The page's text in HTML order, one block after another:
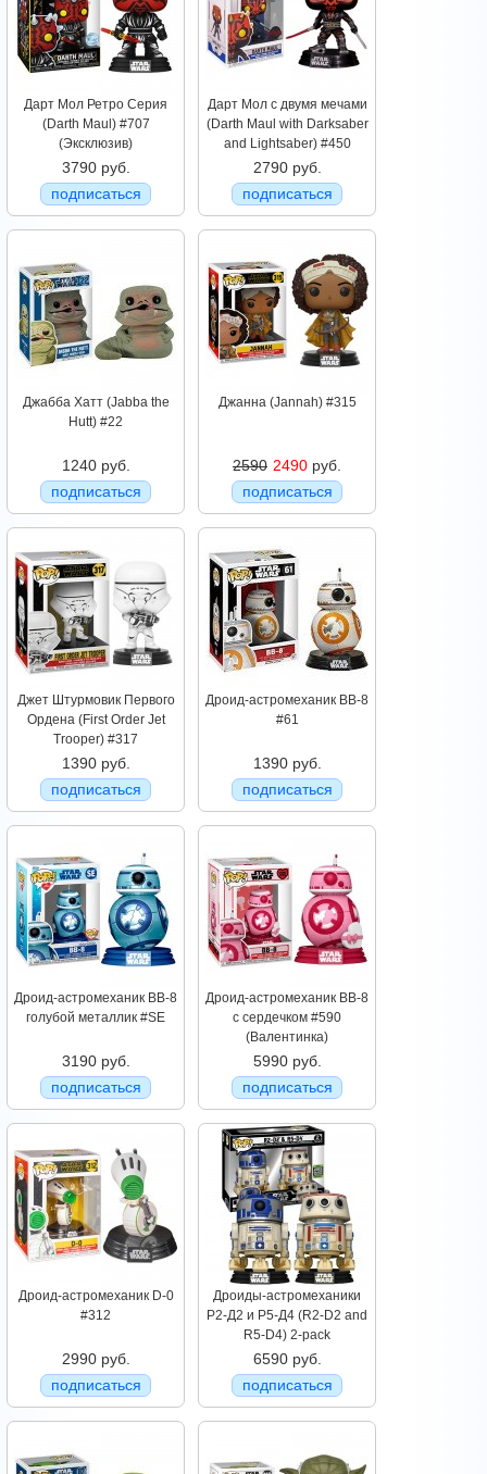
Дарт Мол Ретро Серия
(Darth Maul) #707
(Эксклюзив)
3790 руб.
подписаться
Дарт Мол с двумя мечами
(Darth Maul with Darksaber
and Lightsaber) #450
2790 руб.
подписаться
Джабба Хатт (Jabba the
Hutt) #22
1240 руб.
подписаться
Джанна (Jannah) #315
2590 2490 руб.
подписаться
Джет Штурмовик Первого
Ордена (First Order Jet
Trooper) #317
1390 руб.
подписаться
Дроид-астромеханик BB-8
#61
1390 руб.
подписаться
Дроид-астромеханик BB-8
голубой металлик #SE
3190 руб.
подписаться
Дроид-астромеханик BB-8
с сердечком #590
(Валентинка)
5990 руб.
подписаться
Дроид-астромеханик D-0
#312
2990 руб.
подписаться
Дроиды-астромеханики
Р2-Д2 и Р5-Д4 (R2-D2 and
R5-D4) 2-pack
6590 руб.
подписаться